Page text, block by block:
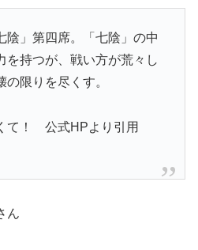
陰」第四席。「七陰」の中
を持つが、戦い方が荒々し
の限りを尽くす。
て！ 公式HPより引用
ん